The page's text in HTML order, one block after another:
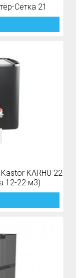
Сетка 21
KARHU 22
12-22 м3)